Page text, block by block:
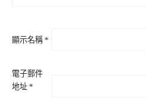
顯示名稱 *
電子郵件
地址 *